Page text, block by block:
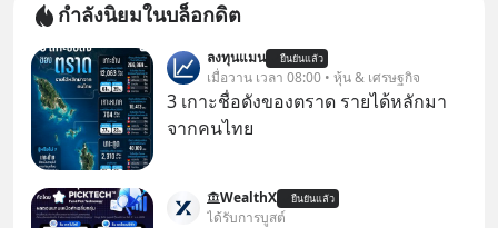
กำลังนิยมในบล็อกดิต
ลงทุนแมน ยืนยันแล้ว
เมื่อวาน เวลา 08:00 • หุ้น & เศรษฐกิจ
3 เกาะชื่อดังของตราด รายได้หลักมา
จากคนไทย
WealthX ยืนยันแล้ว
ได้รับการบูสต์